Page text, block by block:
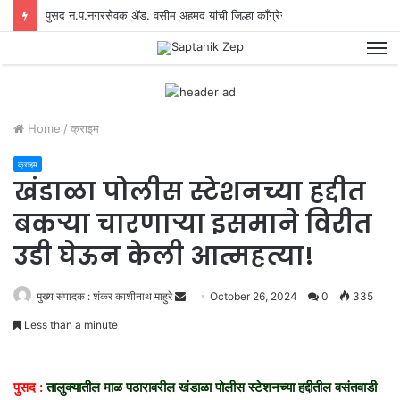
Home / क्राइम
क्राइम
खंडाळा पोलीस स्टेशनच्या हद्दीत
बकऱ्या चारणाऱ्या इसमाने विरीत
उडी घेऊन केली आत्महत्या!
मुख्य संपादक : शंकर काशीनाथ माहुरे
a
October 26, 2024 0 335
Less than a minute
पुसद :तालुक्यातील माळ पठारावरील खंडाळा पोलीस स्टेशनच्या हद्दीतील वसंतवाडी